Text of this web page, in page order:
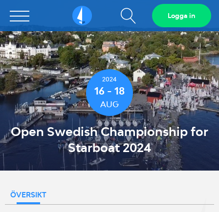
Sailarena Visa
sökfält
Logga in
2024
16 - 18
AUG
Open Swedish Championship for
Starboat 2024
ÖVERSIKT